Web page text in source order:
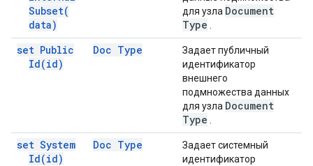
Subset(
data)
для узла Document
Type
set Public
Id(id)
Doc Type
Задает публичный
идентификатор
внешнего
подмножества данных
для узла Document
Type
set System
Id(id)
Doc Type
Задает системный
идентификатор